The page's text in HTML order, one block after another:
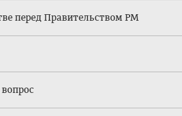
перед Правительством РМ